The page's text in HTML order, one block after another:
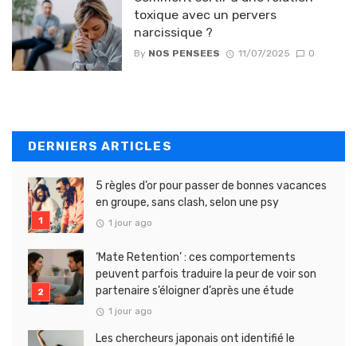
toxique avec un pervers
narcissique ?
By NOS PENSEES 11/07/2025 0
DERNIERS ARTICLES
5 règles d’or pour passer de bonnes vacances
en groupe, sans clash, selon une psy
1 jour ago
‘Mate Retention’ : ces comportements
peuvent parfois traduire la peur de voir son
partenaire s’éloigner d’après une étude
1 jour ago
Les chercheurs japonais ont identifié le